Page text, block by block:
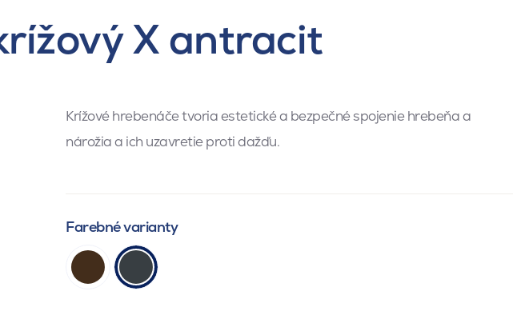
X antracit
Krížové hrebenáče tvoria estetické a bezpečné spojenie hrebeňa a
nárožia a ich uzavretie proti dažďu.
Farebné varianty